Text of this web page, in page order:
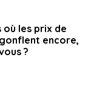
où les prix de
encore,
?